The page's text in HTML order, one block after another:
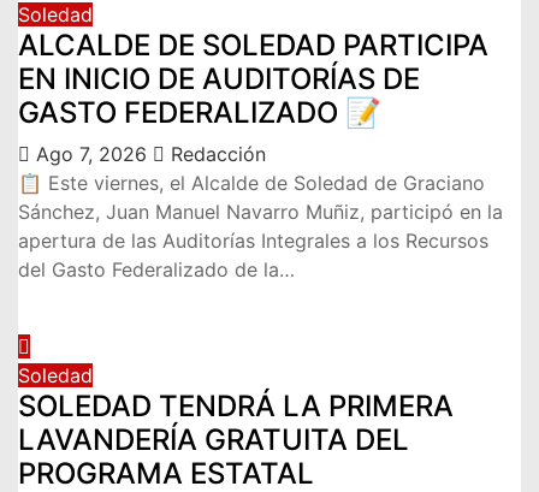
Soledad
ALCALDE DE SOLEDAD PARTICIPA
EN INICIO DE AUDITORÍAS DE
GASTO FEDERALIZADO 📝
Ago 7, 2026
Redacción
📋 Este viernes, el Alcalde de Soledad de Graciano
Sánchez, Juan Manuel Navarro Muñiz, participó en la
apertura de las Auditorías Integrales a los Recursos
del Gasto Federalizado de la…
Soledad
SOLEDAD TENDRÁ LA PRIMERA
LAVANDERÍA GRATUITA DEL
PROGRAMA ESTATAL